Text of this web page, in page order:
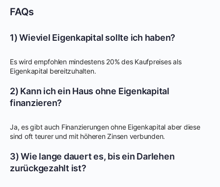
FAQs
1) Wieviel Eigenkapital sollte ich haben?
Es wird empfohlen mindestens 20% des Kaufpreises als
Eigenkapital bereitzuhalten.
2) Kann ich ein Haus ohne Eigenkapital
finanzieren?
Ja, es gibt auch Finanzierungen ohne Eigenkapital aber diese
sind oft teurer und mit höheren Zinsen verbunden.
3) Wie lange dauert es, bis ein Darlehen
zurückgezahlt ist?